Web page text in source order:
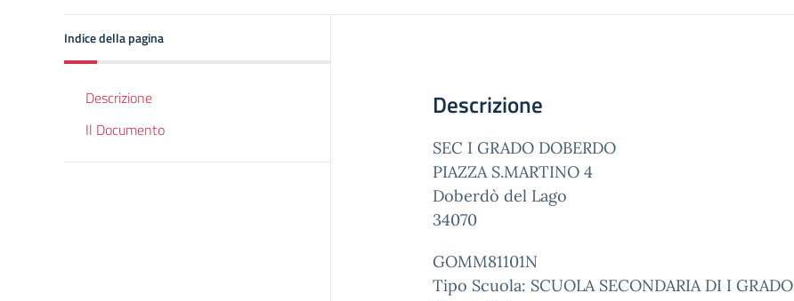
Indice della pagina
Descrizione
Il Documento
Descrizione
SEC I GRADO DOBERDO
PIAZZA S.MARTINO 4
Doberdò del Lago
34070
GOMM81101N
Tipo Scuola: SCUOLA SECONDARIA DI I GRADO